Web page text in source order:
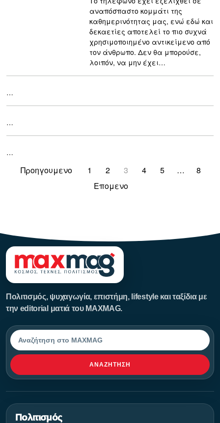
αναπόσπαστο κομμάτι της
καθημερινότητας μας, ενώ εδώ και
δεκαετίες αποτελεί το πιο συχνά
χρησιμοποιημένο αντικείμενο από
τον άνθρωπο. Δεν θα μπορούσε,
λοιπόν, να μην έχει…
…
…
…
Προηγουμενο 1 2 3 4 5 …
8
Επομενο
Πολιτισμός, ψυχαγωγία, επιστήμη, lifestyle και ταξίδια με
την editorial ματιά του MAXMAG.
Αναζήτηση
ΑΝΑΖΉΤΗΣΗ
Πολιτισμός